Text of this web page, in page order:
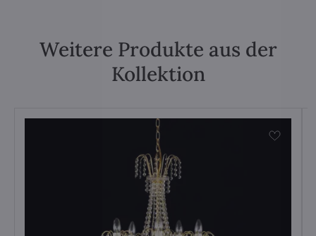
Weitere Produkte aus der
Kollektion